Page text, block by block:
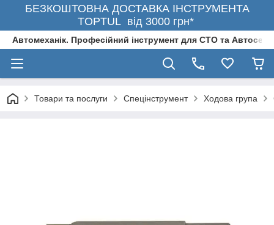
БЕЗКОШТОВНА ДОСТАВКА ІНСТРУМЕНТА
TOPTUL від 3000 грн*
Автомеханік. Професійний інструмент для СТО та
Товари та послуги Спецінструмент Ходова група